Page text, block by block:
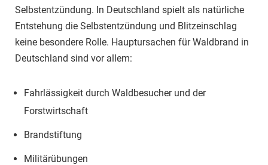
Selbstentzündung. In Deutschland spielt als natürliche
Entstehung die Selbstentzündung und Blitzeinschlag
keine besondere Rolle. Hauptursachen für Waldbrand in
Deutschland sind vor allem:
Fahrlässigkeit durch Waldbesucher und der
Forstwirtschaft
Brandstiftung
Militärübungen